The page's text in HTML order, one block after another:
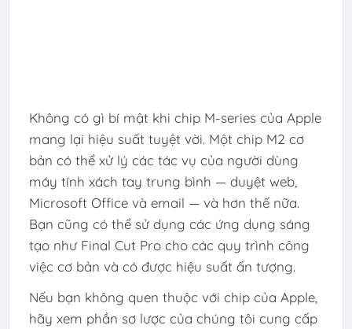
Không có gì bí mật khi chip M-series của Apple
mang lại hiệu suất tuyệt vời. Một chip M2 cơ
bản có thể xử lý các tác vụ của người dùng
máy tính xách tay trung bình — duyệt web,
Microsoft Office và email — và hơn thế nữa.
Bạn cũng có thể sử dụng các ứng dụng sáng
tạo như Final Cut Pro cho các quy trình công
việc cơ bản và có được hiệu suất ấn tượng.
Nếu bạn không quen thuộc với chip của Apple,
hãy xem phần sơ lược của chúng tôi cung cấp